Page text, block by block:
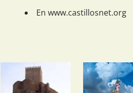
En www.castillosnet.org